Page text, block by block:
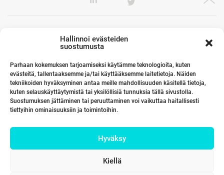
Hallinnoi evästeiden
suostumusta
Parhaan kokemuksen tarjoamiseksi käytämme teknologioita, kuten
evästeitä, tallentaaksemme ja/tai käyttääksemme laitetietoja. Näiden
tekniikoiden hyväksyminen antaa meille mahdollisuuden käsitellä tietoja,
kuten selauskäyttäytymistä tai yksilöllisiä tunnuksia tällä sivustolla.
Suostumuksen jättäminen tai peruuttaminen voi vaikuttaa haitallisesti
tiettyihin ominaisuuksiin ja toimintoihin.
Hyväksy
Kiellä
Toimistomme Euroopassa
Kumppanimme maailmalla